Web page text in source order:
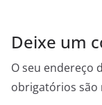
k
Deixe um
O seu endereço
obrigatórios são